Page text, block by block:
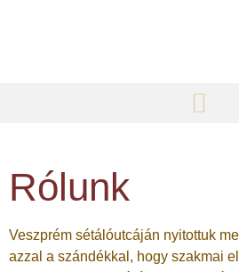
Rólunk
Veszprém sétálóutcáján nyitottuk
azzal a szándékkal, hogy szakmai